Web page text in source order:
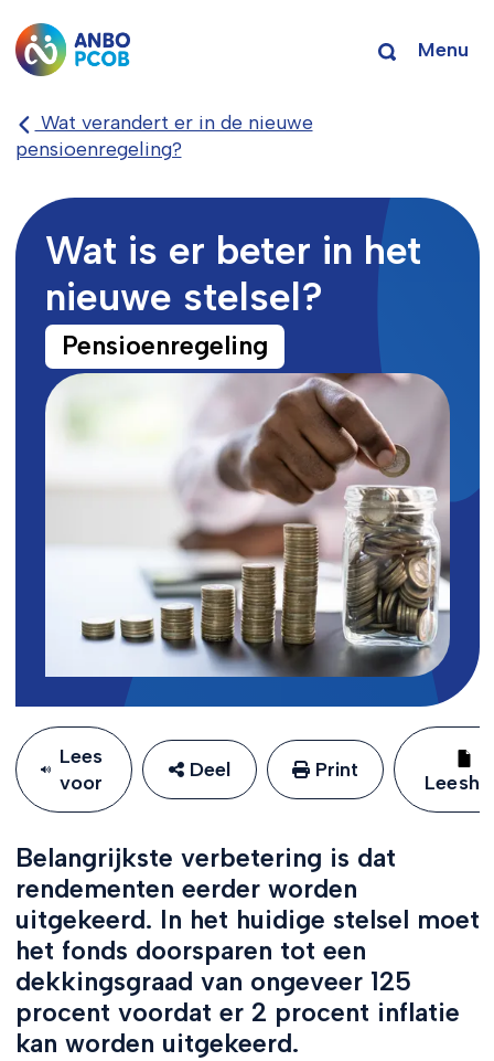
Menu
Wat verandert er in de nieuwe
pensioenregeling?
Wat is er beter in het
nieuwe stelsel?
Pensioenregeling
Lees
voor
Deel Print
Belangrijkste verbetering is dat
rendementen eerder worden
uitgekeerd. In het huidige stelsel moet
het fonds doorsparen tot een
dekkingsgraad van ongeveer 125
procent voordat er 2 procent inflatie
kan worden uitgekeerd.